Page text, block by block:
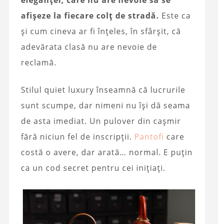
afișeze la fiecare colț de stradă. Este ca
și cum cineva ar fi înțeles, în sfârșit, că
adevărata clasă nu are nevoie de
reclamă.
Stilul quiet luxury înseamnă că lucrurile
sunt scumpe, dar nimeni nu își dă seama
de asta imediat. Un pulover din cașmir
fără niciun fel de inscripții. Pantofi care
costă o avere, dar arată… normal. E puțin
ca un cod secret pentru cei inițiați.